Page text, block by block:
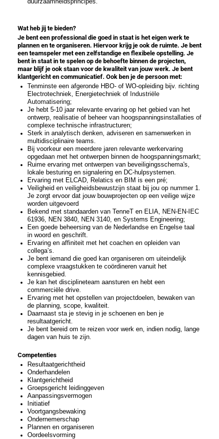
Wat heb jij te bieden?
Je bent een professional die goed in staat is het eigen werk te
plannen en te organiseren. Hiervoor krijg je ook de ruimte. Je bent
een teamspeler met een zelfstandige en flexibele opstelling. Je
bent in staat in te spelen op de behoefte binnen de projecten,
maar blijf je ook staan voor de kwaliteit van jouw werk. Je bent
klantgericht en communicatief. Ook ben je de persoon met:
Tenminste een afgeronde HBO- of WO-opleiding bijv. richting
Electrotechniek, Energietechniek of Industriële
Automatisering;
Je hebt 5-10 jaar relevante ervaring op het gebied van het
ontwerp, realisatie of beheer van hoogspanningsinstallaties of
complexe technische infrastructuren;
Sterk in analytisch denken, adviseren en samenwerken in
multidisciplinaire teams.
Bij voorkeur een meerdere jaren relevante werkervaring
opgedaan met het ontwerpen binnen de hoogspanningsmarkt;
Ruime ervaring met ontwerpen van beveiligingsschema's,
lokale besturing en signalering en DC-hulpsystemen.
Ervaring met ELCAD, Relatics en BIM is een pré;
Veiligheid en veiligheidsbewustzijn staat bij jou op nummer 1.
Je zorgt ervoor dat jouw bouwprojecten op een veilige wijze
worden uitgevoerd
Bekend met standaarden van TenneT en ELIA, NEN-EN-IEC
61936, NEN 3840, NEN 3140, en Systems Engineering;
Een goede beheersing van de Nederlandse en Engelse taal
in woord en geschrift.
Ervaring en affiniteit met het coachen en opleiden van
collega’s.
Je bent iemand die goed kan organiseren om uiteindelijk
complexe vraagstukken te coördineren vanuit het
kennisgebied.
Je kan het disciplineteam aansturen en hebt een
commerciële drive.
Ervaring met het opstellen van projectdoelen, bewaken van
de planning, scope, kwaliteit.
Daarnaast sta je stevig in je schoenen en ben je
resultaatgericht.
Je bent bereid om te reizen voor werk en, indien nodig, lange
dagen van huis te zijn.
Competenties
Resultaatgerichtheid
Onderhandelen
Klantgerichtheid
Groepsgericht leidinggeven
Aanpassingsvermogen
Initiatief
Voortgangsbewaking
Ondernemerschap
Plannen en organiseren
Oordeelsvorming